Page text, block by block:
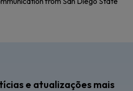
e atualizações mais